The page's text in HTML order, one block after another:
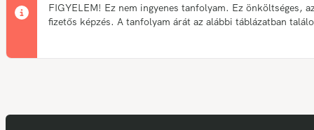
FIGYELEM! Ez nem ingyenes tanfolyam. Ez önköltséges,
fizetős képzés. A tanfolyam árát az alábbi táblázatban